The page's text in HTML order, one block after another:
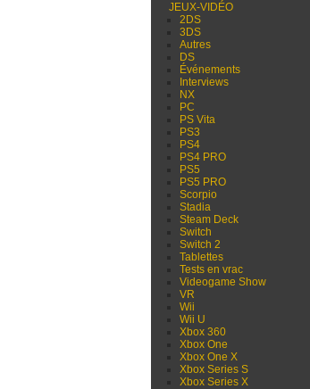
JEUX-VIDÉO
2DS
3DS
Autres
DS
Événements
Interviews
NX
PC
PS Vita
PS3
PS4
PS4 PRO
PS5
PS5 PRO
Scorpio
Stadia
Steam Deck
Switch
Switch 2
Tablettes
Tests en vrac
Videogame Show
VR
Wii
Wii U
Xbox 360
Xbox One
Xbox One X
Xbox Series S
Xbox Series X